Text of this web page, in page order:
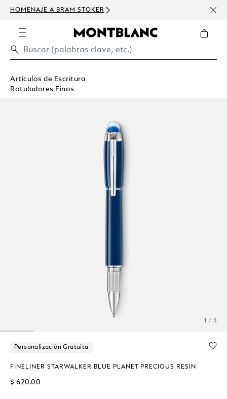
HOMENAJE A BRAM STOKER
USD
Articulos de Escritura
Rotuladores Finos
1 / 3
Personalización Gratuita
FINELINER STARWALKER BLUE PLANET PRECIOUS RESIN
$ 620.00